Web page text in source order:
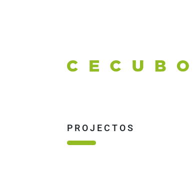
PROJECTOS